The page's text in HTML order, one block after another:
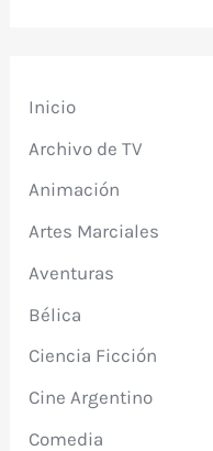
Inicio
Archivo de TV
Animación
Artes Marciales
Aventuras
Bélica
Ciencia Ficción
Cine Argentino
Comedia